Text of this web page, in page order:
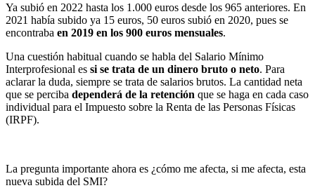
Ya subió en 2022 hasta los 1.000 euros desde los 965 anteriores. En
2021 había subido ya 15 euros, 50 euros subió en 2020, pues se
encontraba en 2019 en los 900 euros mensuales.
Una cuestión habitual cuando se habla del Salario Mínimo
Interprofesional es si se trata de un dinero bruto o neto. Para
aclarar la duda, siempre se trata de salarios brutos. La cantidad neta
que se perciba dependerá de la retención que se haga en cada caso
individual para el Impuesto sobre la Renta de las Personas Físicas
(IRPF).
La pregunta importante ahora es ¿cómo me afecta, si me afecta, esta
nueva subida del SMI?